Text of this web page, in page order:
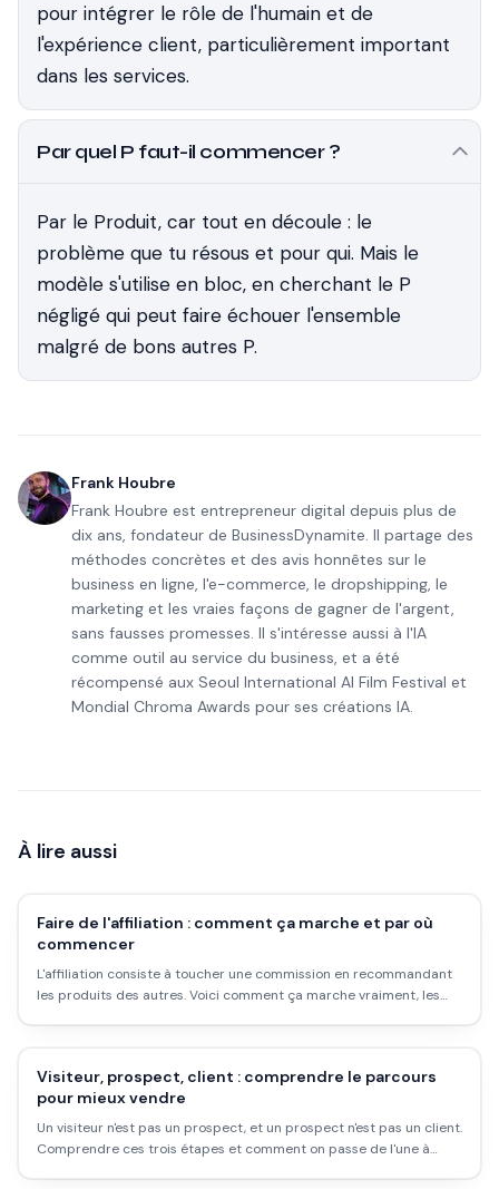
pour intégrer le rôle de l'humain et de
l'expérience client, particulièrement important
dans les services.
Par quel P faut-il commencer ?
Par le Produit, car tout en découle : le
problème que tu résous et pour qui. Mais le
modèle s'utilise en bloc, en cherchant le P
négligé qui peut faire échouer l'ensemble
malgré de bons autres P.
Frank Houbre
Frank Houbre est entrepreneur digital depuis plus de
dix ans, fondateur de BusinessDynamite. Il partage des
méthodes concrètes et des avis honnêtes sur le
business en ligne, l'e-commerce, le dropshipping, le
marketing et les vraies façons de gagner de l'argent,
sans fausses promesses. Il s'intéresse aussi à l'IA
comme outil au service du business, et a été
récompensé aux Seoul International AI Film Festival et
Mondial Chroma Awards pour ses créations IA.
À lire aussi
Faire de l'affiliation : comment ça marche et par où
commencer
L'affiliation consiste à toucher une commission en recommandant
les produits des autres. Voici comment ça marche vraiment, les
Visiteur, prospect, client : comprendre le parcours
pour mieux vendre
Un visiteur n'est pas un prospect, et un prospect n'est pas un client.
Comprendre ces trois étapes et comment on passe de l'une à